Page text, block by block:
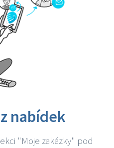
nabídek
"Moje zakázky" pod